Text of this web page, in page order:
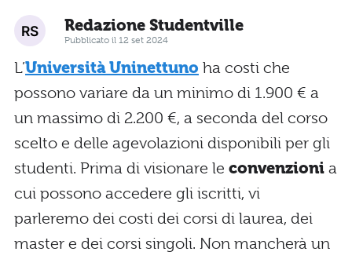
Redazione Studentville
Pubblicato il 12 set 2024
L’Università Uninettuno ha costi che
possono variare da un minimo di 1.900 € a
un massimo di 2.200 €, a seconda del corso
scelto e delle agevolazioni disponibili per gli
studenti. Prima di visionare le convenzioni a
cui possono accedere gli iscritti, vi
parleremo dei costi dei corsi di laurea, dei
master e dei corsi singoli. Non mancherà un